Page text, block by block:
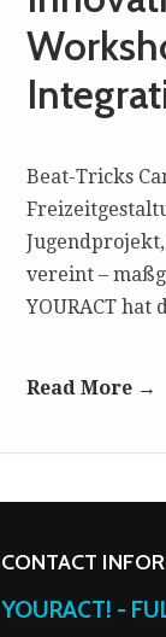
Beat-Tricks
vereint –
YOURACT
Read More →
CONTACT
YOURACT! -